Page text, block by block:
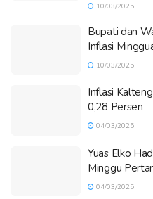
10/03/2025
Bupati dan
Inflasi
10/03/2025
Inflasi
0,28 Persen
04/03/2025
Yuas Elko
Minggu
04/03/2025